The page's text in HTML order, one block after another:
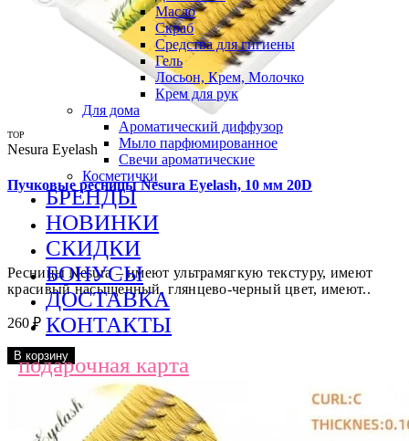
Масло
Скраб
Средства для гигиены
Гель
Лосьон, Крем, Молочко
Крем для рук
Для дома
Ароматический диффузор
Мыло парфюмированное
Свечи ароматические
Косметички
БРЕНДЫ
НОВИНКИ
СКИДКИ
БОНУСЫ
ДОСТАВКА
КОНТАКТЫ
подарочная карта
TOP
Nesura Eyelash
Пучковые ресницы Nesura Eyelash, 10 мм 20D
Ресницы Nesura – имеют ультрамягкую текстуру, имеют
красивый насыщенный, глянцево-черный цвет, имеют..
260 ₽
В корзину